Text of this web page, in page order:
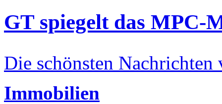
GT spiegelt das MPC-
Die schönsten Nachrichten
Immobilien